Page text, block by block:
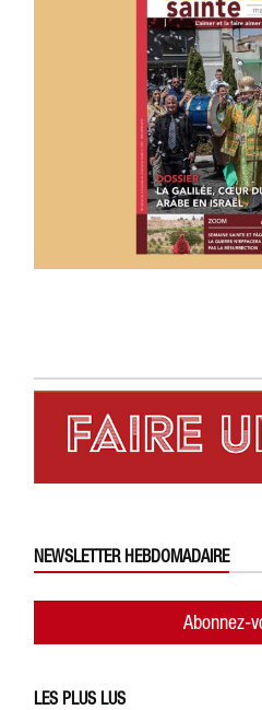
NEWSLETTER HEBDOMADAIRE
Abonnez-
LES PLUS LUS